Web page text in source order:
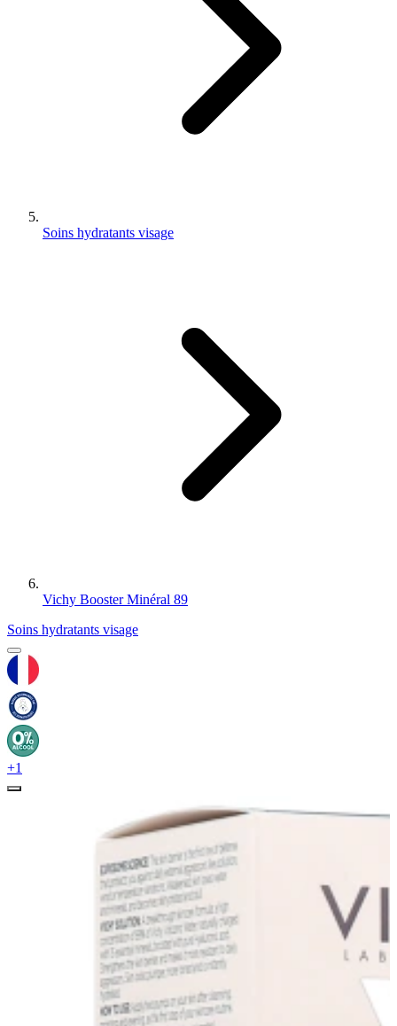
Soins hydratants visage
Vichy Booster Minéral 89
Soins hydratants visage
+1